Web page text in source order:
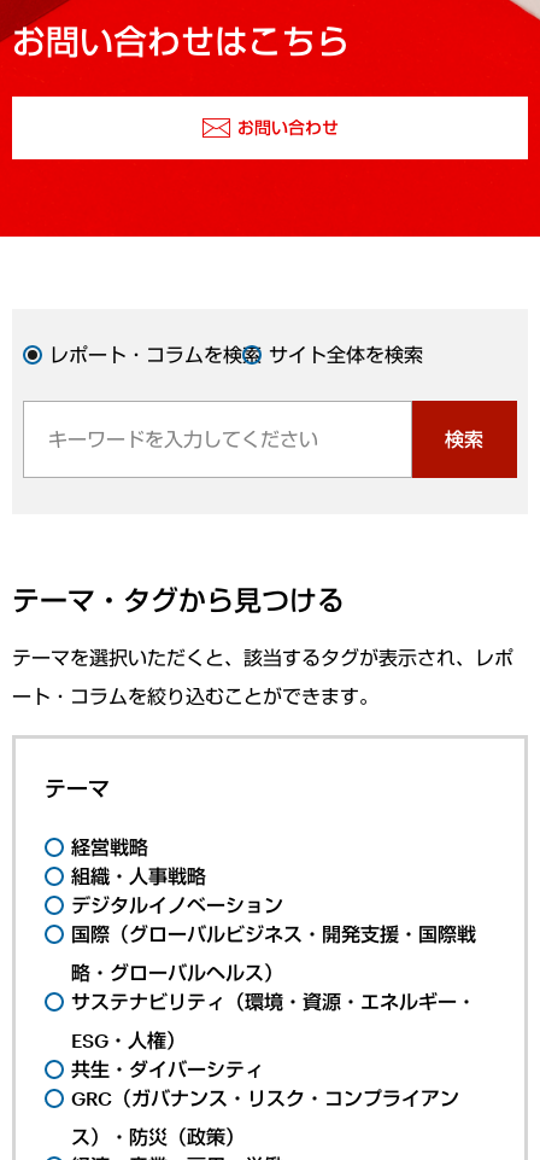
お問い合わせはこちら
お問い合わせ
レポート・コラムを検索 サイト全体を検索
検索
テーマ・タグから見つける
テーマを選択いただくと、該当するタグが表示され、レポ
ート・コラムを絞り込むことができます。
テーマ
経営戦略
組織・人事戦略
デジタルイノベーション
国際（グローバルビジネス・開発支援・国際戦
略・グローバルヘルス）
サステナビリティ（環境・資源・エネルギー・
ESG・人権）
共生・ダイバーシティ
GRC（ガバナンス・リスク・コンプライアン
ス）・防災（政策）